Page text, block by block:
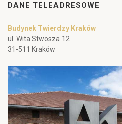
DANE TELEADRESOWE
Budynek Twierdzy Kraków
ul. Wita Stwosza 12
31-511 Kraków